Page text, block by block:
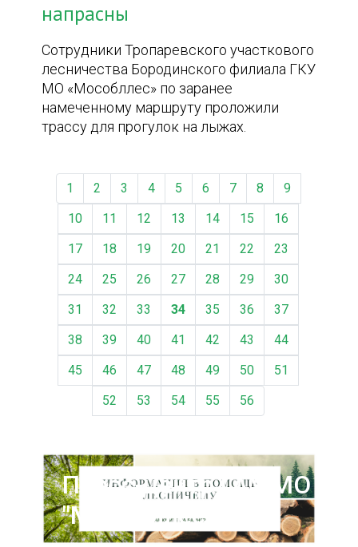
напрасны
Сотрудники Тропаревского участкового
лесничества Бородинского филиала ГКУ
МО «Мособллес» по заранее
намеченному маршруту проложили
трассу для прогулок на лыжах.
1 2 3 4 5 6 7 8
9
10
11 12 13 14 15
16
17
18 19 20 21 22
23
24
25 26 27 28 29
30
31
32 33 34 35 36
37
38
39 40 41 42 43
44
45
46 47 48 49 50
51
52
53 54 55 56
Пресс-центр ГАУ МО
"Мособллес"